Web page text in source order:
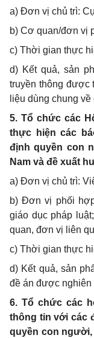
a) Đơn vị chủ trì:
b) Cơ quan/đơn vị
c) Thời gian thực
d) Kết quả, sản
truyền thông được
liệu dùng chung
5. Tổ chức các
thực hiện các
định quyền con
Nam và đề xuất
a) Đơn vị chủ trì:
b) Đơn vị phối
giáo dục pháp
quan, đơn vị liên
c) Thời gian thực
d) Kết quả, sản
đề án được nghiên
6. Tổ chức các
thông tin với các
quyền con người,